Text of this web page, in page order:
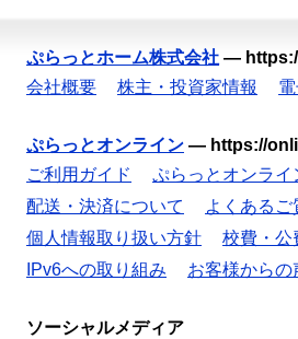
ぷらっとホーム株式会社 —
会社概要
株主・投資家情報
ぷらっとオンライン — https://
ご利用ガイド
ぷらっとオンライ
配送・決済について
よくあるご
個人情報取り扱い方針
校費・公
IPv6への取り組み
お客様からの
ソーシャルメディア